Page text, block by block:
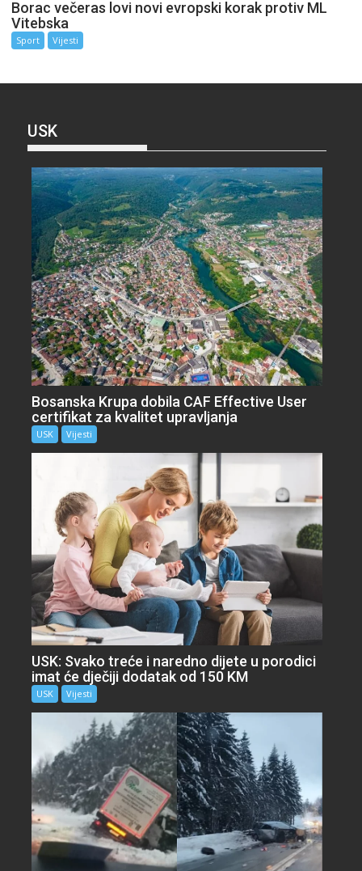
Borac večeras lovi novi evropski korak protiv ML
Vitebska
Sport Vijesti
USK
Bosanska Krupa dobila CAF Effective User
certifikat za kvalitet upravljanja
USK Vijesti
USK: Svako treće i naredno dijete u porodici
imat će dječiji dodatak od 150 KM
USK Vijesti